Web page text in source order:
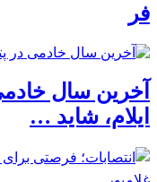
فر
آخرین سال
ایلام، شاید …